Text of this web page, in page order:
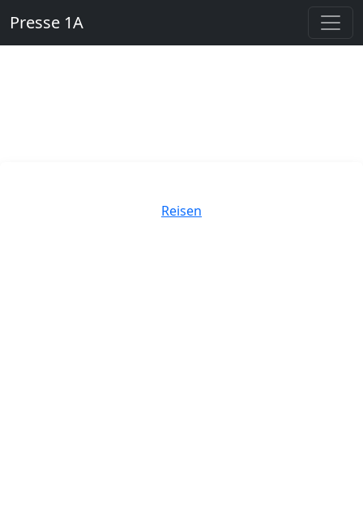
Presse 1A
Kategorien
Reisen